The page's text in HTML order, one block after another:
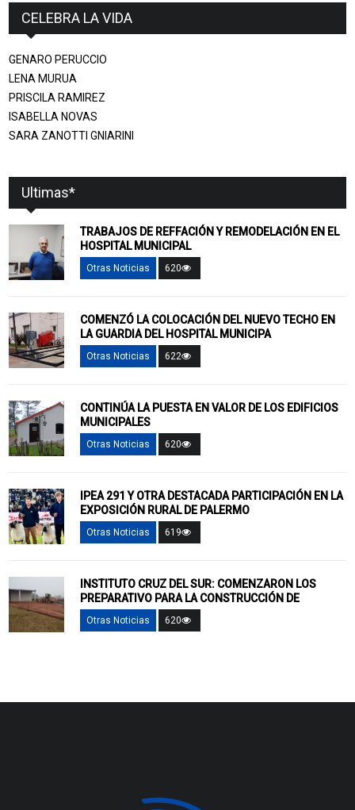
CELEBRA LA VIDA
GENARO PERUCCIO
LENA MURUA
PRISCILA RAMIREZ
ISABELLA NOVAS
SARA ZANOTTI GNIARINI
Ultimas*
TRABAJOS DE REFFACIÓN Y REMODELACIÓN EN EL
HOSPITAL MUNICIPAL
Otras Noticias 620
COMENZÓ LA COLOCACIÓN DEL NUEVO TECHO EN
LA GUARDIA DEL HOSPITAL MUNICIPA
Otras Noticias 622
CONTINÚA LA PUESTA EN VALOR DE LOS EDIFICIOS
MUNICIPALES
Otras Noticias 620
IPEA 291 Y OTRA DESTACADA PARTICIPACIÓN EN LA
EXPOSICIÓN RURAL DE PALERMO
Otras Noticias 619
INSTITUTO CRUZ DEL SUR: COMENZARON LOS
PREPARATIVO PARA LA CONSTRUCCIÓN DE
Otras Noticias 620